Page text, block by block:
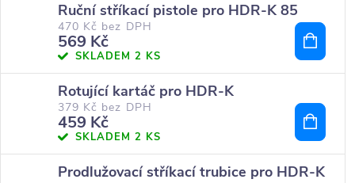
Ruční stříkací pistole pro HDR-K 85
470 Kč bez DPH
569 Kč
SKLADEM 2 KS
Rotující kartáč pro HDR-K
379 Kč bez DPH
459 Kč
SKLADEM 2 KS
Prodlužovací stříkací trubice pro HDR-K